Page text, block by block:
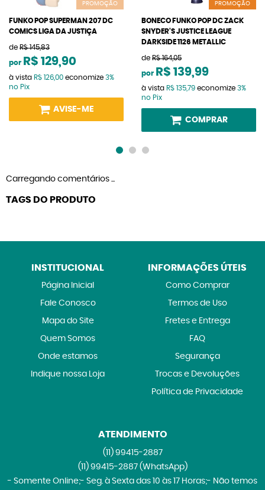
PROMOÇÃO
FUNKO POP SUPERMAN 207 DC
COMICS LIGA DA JUSTIÇA
de R$ 145,83
por R$ 129,90
à vista R$ 126,00 economize 3%
no Pix
AVISE-ME
PROMOÇÃO
BONECO FUNKO POP DC ZACK
SNYDER'S JUSTICE LEAGUE
DARKSIDE 1126 METALLIC
de R$ 164,05
por R$ 139,99
à vista R$ 135,79 economize 3%
no Pix
COMPRAR
Carregando comentários ...
TAGS DO PRODUTO
INSTITUCIONAL
Página Inicial
Fale Conosco
Mapa do Site
Quem Somos
Onde estamos
Indique nossa Loja
INFORMAÇÕES ÚTEIS
Como Comprar
Termos de Uso
Fretes e Entrega
FAQ
Segurança
Trocas e Devoluções
Política de Privacidade
ATENDIMENTO
(11)99415-2887
(11)99415-2887 (WhatsApp)
- Somente Online;- Seg. à Sexta das 10 às 17 Horas;- Não temos